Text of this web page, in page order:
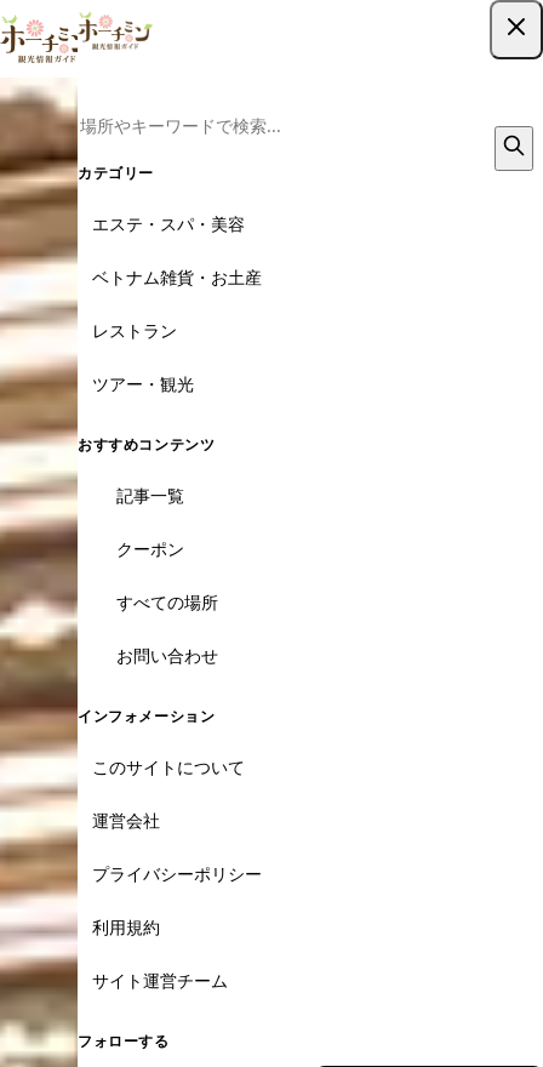
カテゴリー
エステ・スパ・美容
ベトナム雑貨・お土産
レストラン
ツアー・観光
おすすめコンテンツ
記事一覧
クーポン
すべての場所
お問い合わせ
インフォメーション
このサイトについて
運営会社
プライバシーポリシー
利用規約
サイト運営チーム
フォローする